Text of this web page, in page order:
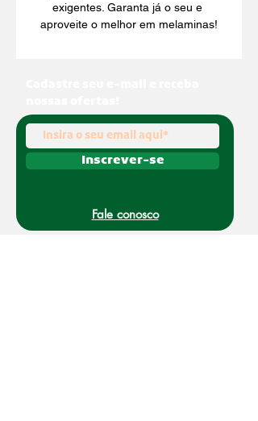
exigentes. Garanta já o seu e
aproveite o melhor em melaminas!
Inscrever-se
Fale conosco